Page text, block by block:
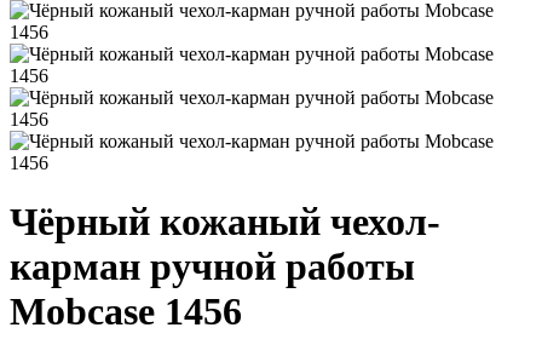
Чёрный кожаный чехол-
карман ручной работы
Mobcase 1456